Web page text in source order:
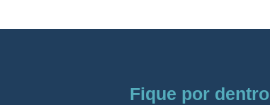
Fique por dentro